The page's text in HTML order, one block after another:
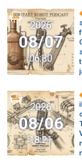
2026
08/07
06:30
2026
08/06
18:21